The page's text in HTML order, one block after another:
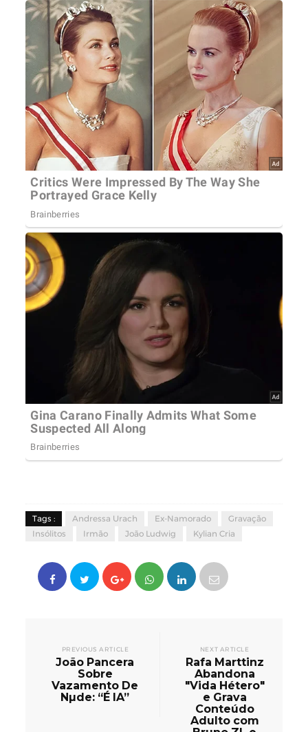
Tags : Andressa Urach Ex-Namorado
Gravação
Insólitos
Irmão João Ludwig Kylian Cria
PREVIOUS ARTICLE
João Pancera
Sobre
Vazamento De
Nµde: “É IA”
NEXT ARTICLE
Rafa Marttinz
Abandona
"Vida Hétero"
e Grava
Conteúdo
Adulto com